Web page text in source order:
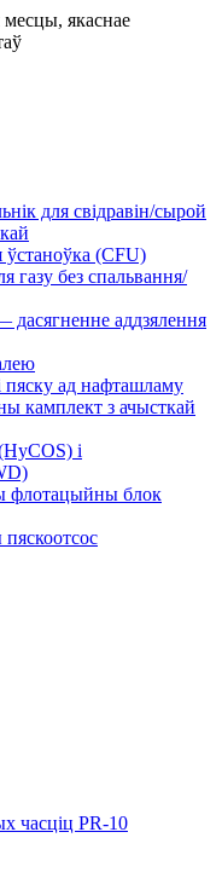
месцы, якаснае
для свідравін/сырой
(CFU)
газу без спальвання/
аддзялення
пяску ад нафташламу
камплект з ачысткай
і
флотацыйны блок
часціц PR-10